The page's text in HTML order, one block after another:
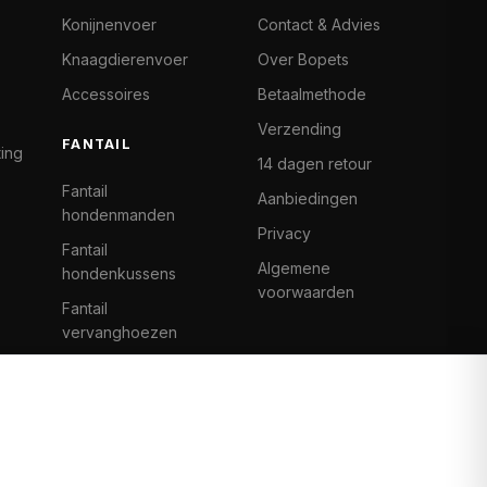
Konijnenvoer
Knaagdierenvoer
Accessoires
FANTAIL
Fantail
hondenmanden
Fantail
hondenkussens
Fantail
vervanghoezen
Contact & Advies
Over Bopets
Betaalmethode
Verzending
14 dagen retour
Aanbiedingen
Privacy
Algemene
voorwaarden